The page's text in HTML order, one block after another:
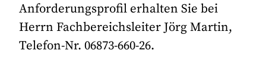
Anforderungsprofil erhalten Sie bei
Herrn Fachbereichsleiter Jörg Martin,
Telefon-Nr. 06873-660-26.